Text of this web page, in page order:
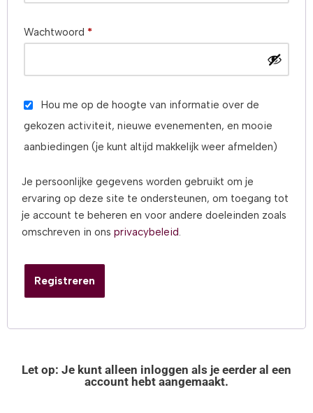
Wachtwoord *
Hou me op de hoogte van informatie over de
gekozen activiteit, nieuwe evenementen, en mooie
aanbiedingen (je kunt altijd makkelijk weer afmelden)
Je persoonlijke gegevens worden gebruikt om je
ervaring op deze site te ondersteunen, om toegang tot
je account te beheren en voor andere doeleinden zoals
omschreven in ons privacybeleid.
Registreren
Let op: Je kunt alleen inloggen als je eerder al een
account hebt aangemaakt.